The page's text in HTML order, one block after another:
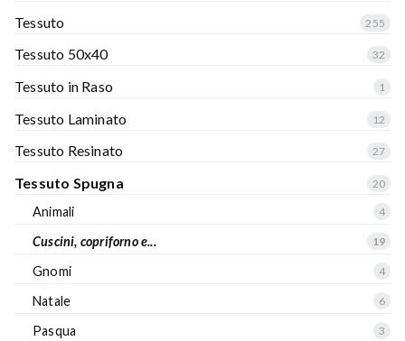
Tessuto 255
Tessuto 50x40 32
Tessuto in Raso 1
Tessuto Laminato 12
Tessuto Resinato 27
Tessuto Spugna 20
Animali 4
Cuscini, copriforno e... 19
Gnomi 4
Natale 6
Pasqua 3